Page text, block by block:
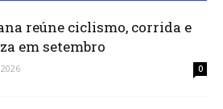
reúne ciclismo, corrida e
em setembro
0